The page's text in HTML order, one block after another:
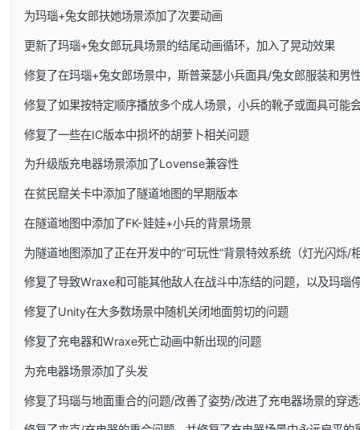
为玛瑙+兔女郎扶她场景添加了次要动画
更新了玛瑙+兔女郎玩具场景的结尾动画循环，加入了晃动效果
修复了在玛瑙+兔女郎场景中，斯普莱瑟小兵面具/兔女郎服装和男
修复了如果按特定顺序播放多个成人场景，小兵的靴子或面具可能
修复了一些在IC版本中损坏的胡萝卜相关问题
为升级版充电器场景添加了Lovense兼容性
在贫民窟关卡中添加了隧道地图的早期版本
在隧道地图中添加了FK-娃娃+小兵的背景场景
为隧道地图添加了正在开发中的”可玩性”背景特效系统（灯光闪烁/
修复了导致Wraxe和可能其他敌人在战斗中冻结的问题，以及玛瑙
修复了Unity在大多数场景中随机关闭地面剪切的问题
修复了充电器和Wraxe死亡动画中新出现的问题
为充电器场景添加了头发
修复了玛瑙与地面重合的问题/改善了姿势/改进了充电器场景的穿